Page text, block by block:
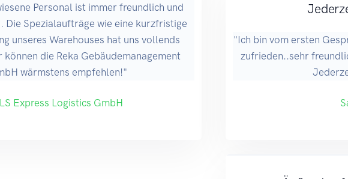
Personal ist immer freundlich und
Die Spezialaufträge wie eine kurzfristige
unseres Warehouses hat uns vollends
die Reka Gebäudemanagement
wärmstens empfehlen!"
Express Logistics GmbH
"Ich bin vom ersten
zufrieden..sehr